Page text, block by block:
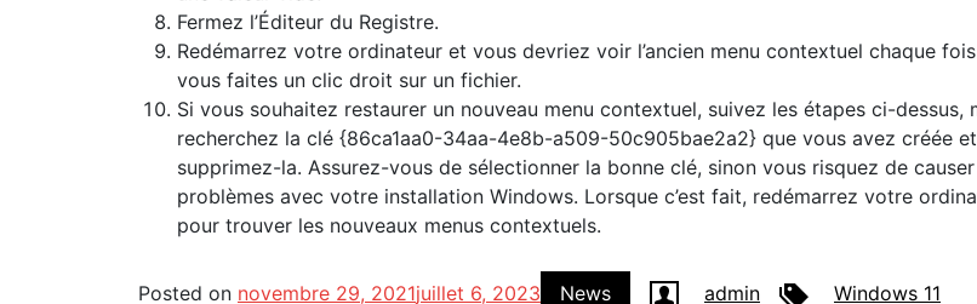
Warning: Undefined variable $html_req in
content/themes/fourpmtech/comments.php on line 79
Warning: Undefined variable $html5 in/var/www/vhosts/4pmtech.com/httpdocs/wp-
content/themes/fourpmtech/comments.phpon line82
Warning: Undefined variable $html_req in/var/www/vhosts/4pmtech.com/httpdocs/wp-
content/themes/fourpmtech/comments.phpon line
Warning: Undefined variable $consent in/var/www/vhosts/4pmtech.com/httpdocs/wp-